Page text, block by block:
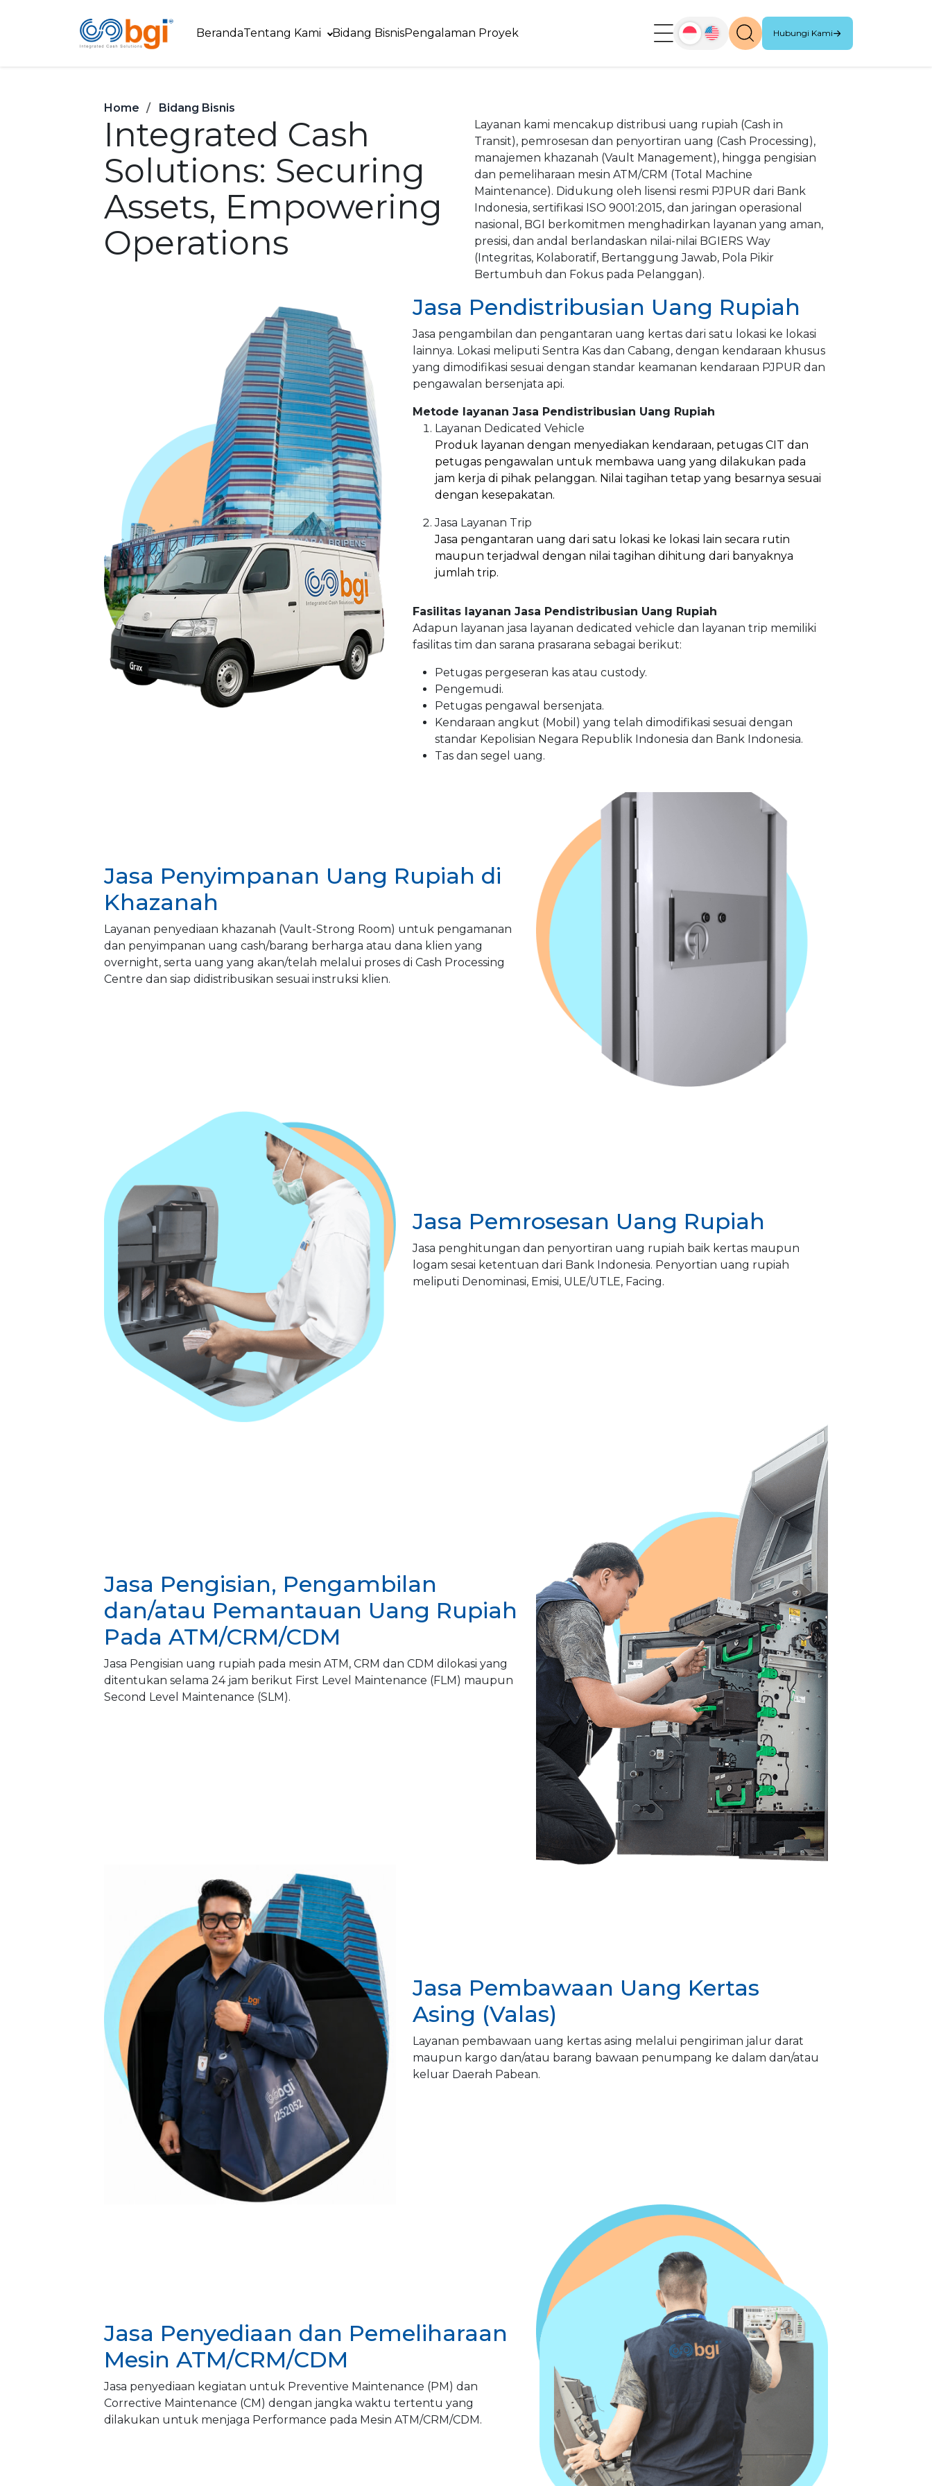
BerandaTentang Kami Bidang BisnisPengalaman Proyek Hubungi Kami
Home Bidang Bisnis
Integrated Cash
Solutions: Securing
Assets, Empowering
Operations
Layanan kami mencakup distribusi uang rupiah (Cash in
Transit), pemrosesan dan penyortiran uang (Cash Processing),
manajemen khazanah (Vault Management), hingga pengisian
dan pemeliharaan mesin ATM/CRM (Total Machine
Maintenance). Didukung oleh lisensi resmi PJPUR dari Bank
Indonesia, sertifikasi ISO 9001:2015, dan jaringan operasional
nasional, BGI berkomitmen menghadirkan layanan yang aman,
presisi, dan andal berlandaskan nilai-nilai BGIERS Way
(Integritas, Kolaboratif, Bertanggung Jawab, Pola Pikir
Bertumbuh dan Fokus pada Pelanggan).
Jasa Pendistribusian Uang Rupiah
Jasa pengambilan dan pengantaran uang kertas dari satu lokasi ke lokasi
lainnya. Lokasi meliputi Sentra Kas dan Cabang, dengan kendaraan khusus
yang dimodifikasi sesuai dengan standar keamanan kendaraan PJPUR dan
pengawalan bersenjata api.
Metode layanan Jasa Pendistribusian Uang Rupiah
Layanan Dedicated Vehicle
Produk layanan dengan menyediakan kendaraan, petugas CIT dan
petugas pengawalan untuk membawa uang yang dilakukan pada
jam kerja di pihak pelanggan. Nilai tagihan tetap yang besarnya sesuai
dengan kesepakatan.
Jasa Layanan Trip
Jasa pengantaran uang dari satu lokasi ke lokasi lain secara rutin
maupun terjadwal dengan nilai tagihan dihitung dari banyaknya
jumlah trip.
Fasilitas layanan Jasa Pendistribusian Uang Rupiah
Adapun layanan jasa layanan dedicated vehicle dan layanan trip memiliki
fasilitas tim dan sarana prasarana sebagai berikut:
Petugas pergeseran kas atau custody.
Pengemudi.
Petugas pengawal bersenjata.
Kendaraan angkut (Mobil) yang telah dimodifikasi sesuai dengan
standar Kepolisian Negara Republik Indonesia dan Bank Indonesia.
Tas dan segel uang.
Jasa Penyimpanan Uang Rupiah di
Khazanah
Layanan penyediaan khazanah (Vault-Strong Room) untuk pengamanan
dan penyimpanan uang cash/barang berharga atau dana klien yang
overnight, serta uang yang akan/telah melalui proses di Cash Processing
Centre dan siap didistribusikan sesuai instruksi klien.
Jasa Pemrosesan Uang Rupiah
Jasa penghitungan dan penyortiran uang rupiah baik kertas maupun
logam sesai ketentuan dari Bank Indonesia. Penyortian uang rupiah
meliputi Denominasi, Emisi, ULE/UTLE, Facing.
Jasa Pengisian, Pengambilan
dan/atau Pemantauan Uang Rupiah
Pada ATM/CRM/CDM
Jasa Pengisian uang rupiah pada mesin ATM, CRM dan CDM dilokasi yang
ditentukan selama 24 jam berikut First Level Maintenance (FLM) maupun
Second Level Maintenance (SLM).
Jasa Pembawaan Uang Kertas
Asing (Valas)
Layanan pembawaan uang kertas asing melalui pengiriman jalur darat
maupun kargo dan/atau barang bawaan penumpang ke dalam dan/atau
keluar Daerah Pabean.
Jasa Penyediaan dan Pemeliharaan
Mesin ATM/CRM/CDM
Jasa penyediaan kegiatan untuk Preventive Maintenance (PM) dan
Corrective Maintenance (CM) dengan jangka waktu tertentu yang
dilakukan untuk menjaga Performance pada Mesin ATM/CRM/CDM.